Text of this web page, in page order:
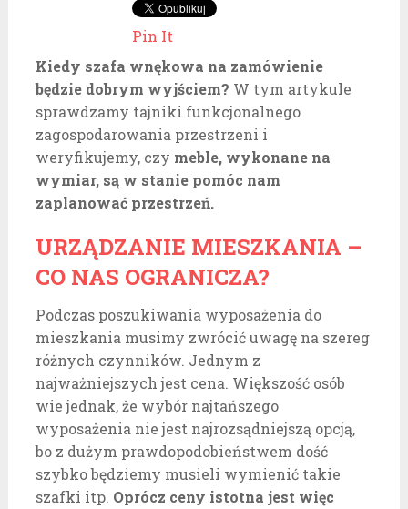
Pin It
Kiedy szafa wnękowa na zamówienie
będzie dobrym wyjściem? W tym artykule
sprawdzamy tajniki funkcjonalnego
zagospodarowania przestrzeni i
weryfikujemy, czy meble, wykonane na
wymiar, są w stanie pomóc nam
zaplanować przestrzeń.
URZĄDZANIE MIESZKANIA –
CO NAS OGRANICZA?
Podczas poszukiwania wyposażenia do
mieszkania musimy zwrócić uwagę na szereg
różnych czynników. Jednym z
najważniejszych jest cena. Większość osób
wie jednak, że wybór najtańszego
wyposażenia nie jest najrozsądniejszą opcją,
bo z dużym prawdopodobieństwem dość
szybko będziemy musieli wymienić takie
szafki itp. Oprócz ceny istotna jest więc